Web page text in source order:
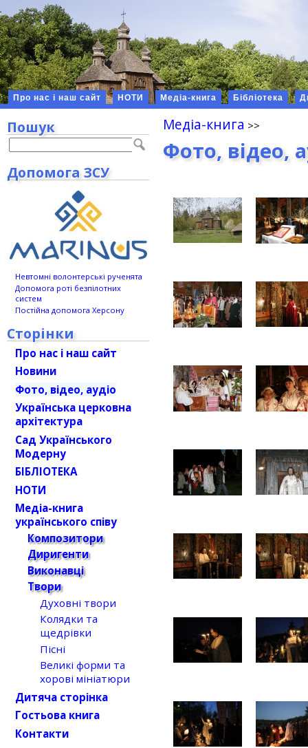
Про нас і наш сайт НОТИ Медіа-книга Бібліотека
Медіа-книга
Фото, відео,
Пошук
Допомога ЗСУ
Невтомні волонтерські рученята
Допомога роті безпілотних
систем
Постійна допомога Херсону
Сторінки
Про нас і наш сайт
Новини
Фото, відео, аудіо
Українська церковна
архітектура
Сад Українського
Модерну
БІБЛІОТЕКА
НОТИ
Медіа-книга
українського співу
Композитори
Диригенти
Виконавці
Твори
Духовні твори
Колядки та
щедрівки
Пісні
Великі форми та
хорові мініатюри
Дитяча сторінка
Гостьова книга
Контакти